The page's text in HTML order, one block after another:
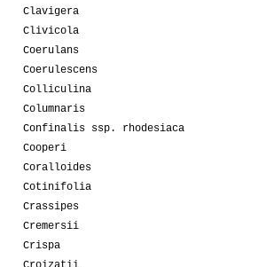
Clavigera
Clivicola
Coerulans
Coerulescens
Colliculina
Columnaris
Confinalis ssp. rhodesiaca
Cooperi
Coralloides
Cotinifolia
Crassipes
Cremersii
Crispa